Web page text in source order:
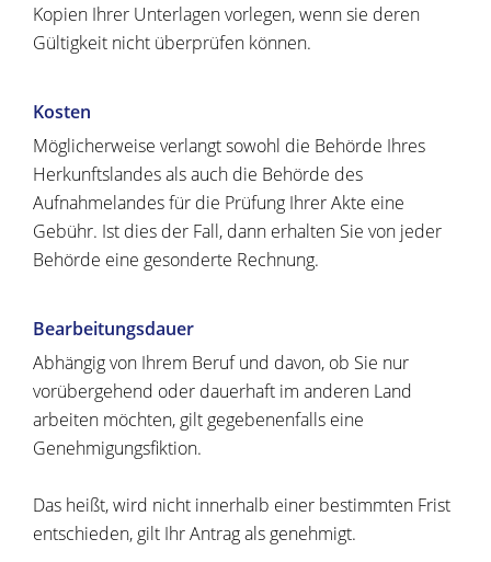
Kopien Ihrer Unterlagen vorlegen, wenn sie deren
Gültigkeit nicht überprüfen können.
Kosten
Möglicherweise verlangt sowohl die Behörde Ihres
Herkunftslandes als auch die Behörde des
Aufnahmelandes für die Prüfung Ihrer Akte eine
Gebühr. Ist dies der Fall, dann erhalten Sie von jeder
Behörde eine gesonderte Rechnung.
Bearbeitungsdauer
Abhängig von Ihrem Beruf und davon, ob Sie nur
vorübergehend oder dauerhaft im anderen Land
arbeiten möchten, gilt gegebenenfalls eine
Genehmigungsfiktion.
Das heißt, wird nicht innerhalb einer bestimmten Frist
entschieden, gilt Ihr Antrag als genehmigt.